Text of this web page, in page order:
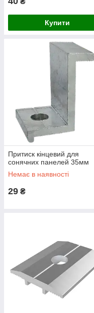
Купити
Притиск кінцевий для
сонячних панелей 35мм
Немає в наявності
29 ₴